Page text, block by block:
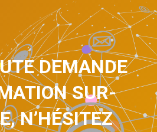
DEMANDE
SUR-
N’HÉSITEZ